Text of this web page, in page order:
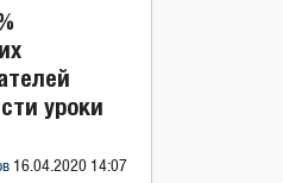
уроки
16.04.2020 14:07